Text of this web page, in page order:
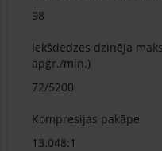
98
Iekšdedzes dzinēja
apgr./min.)
72/5200
Kompresijas pakāpe
13.048:1